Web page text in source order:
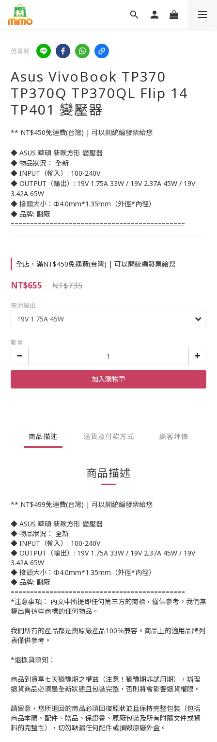
分享到
Asus VivoBook TP370
TP370Q TP370QL Flip 14
TP401 變壓器
** NT$450免運費(台灣) | 可以開統編發票給您
◆ ASUS 華碩 新款方形 變壓器
◆ 物品狀況： 全新
◆ INPUT（輸入）: 100-240V
◆ OUTPUT（輸出）: 19V 1.75A 33W / 19V 2.37A 45W / 19V
3.42A 65W
◆ 接頭大小：Φ4.0mm*1.35mm（外徑*內徑）
◆ 品牌: 副廠
=============================================
全店，滿NT$450免運費(台灣) | 可以開統編發票給您
NT$735
NT$655
電池輸出
數量
加入購物車
商品描述 送貨及付款方式 顧客評價
商品描述
** NT$499免運費(台灣) | 可以開統編發票給您
◆ ASUS 華碩 新款方形 變壓器
◆ 物品狀況： 全新
◆ INPUT（輸入）: 100-240V
◆ OUTPUT（輸出）: 19V 1.75A 33W / 19V 2.37A 45W / 19V
3.42A 65W
◆ 接頭大小：Φ4.0mm*1.35mm（外徑*內徑）
◆ 品牌: 副廠
=============================================
*注意事項： 內文中所提即任何第三方的商標，僅供參考。我們無
權出售這些商標的任何物品。
我們所有的產品都是與原廠產品100％兼容。商品上的適用品牌列
表僅供參考。
*退換貨須知：
商品到貨享七天猶豫期之權益（注意！猶豫期非試用期），辦理
退貨商品必須是全新狀態且包裝完整，否則將會影響退貨權限。
請留意，您所退回的商品必須回復原狀並且保持完整包裝（包括
商品本體、配件、贈品、保證書、原廠包裝及所有附隨文件或資
料的完整性），切勿缺漏任何配件或損毀原廠外盒。